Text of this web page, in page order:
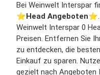
Bei Weinwelt Interspar
⭐️Head Angeboten⭐️.
Weinwelt Interspar 0
Preisen. Entfernen Sie
zu entdecken, die
Einkauf zu sparen.
gezielt nach